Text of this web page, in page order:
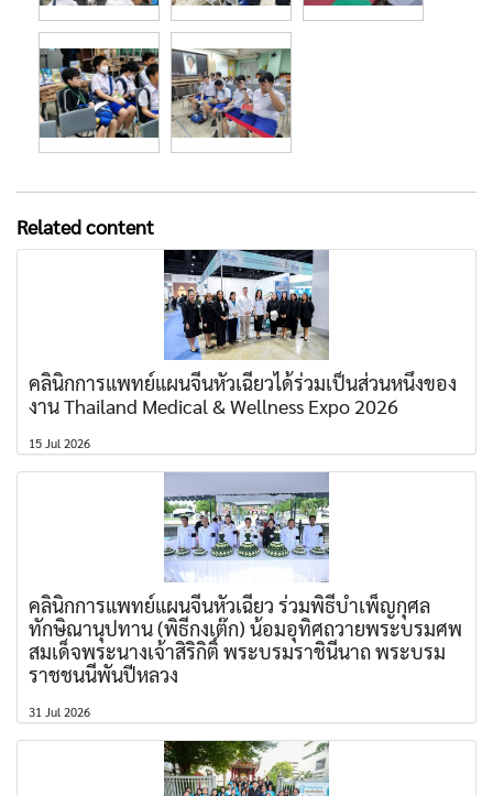
Related content
คลินิกการแพทย์แผนจีนหัวเฉียวได้ร่วมเป็นส่วนหนึ่งของ
งาน Thailand Medical & Wellness Expo 2026
15 Jul 2026
คลินิกการแพทย์แผนจีนหัวเฉียว ร่วมพิธีบำเพ็ญกุศล
ทักษิณานุปทาน (พิธีกงเต๊ก) น้อมอุทิศถวายพระบรมศพ
สมเด็จพระนางเจ้าสิริกิติ์ พระบรมราชินีนาถ พระบรม
ราชชนนีพันปีหลวง
31 Jul 2026